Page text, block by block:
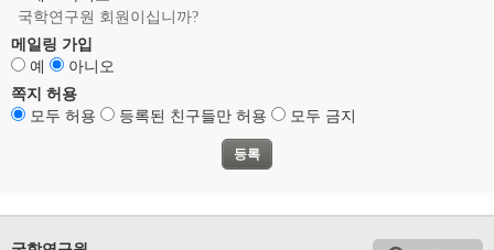
국학연구원 회원이십니까?
메일링 가입
예
아니오
쪽지 허용
모두 허용
등록된 친구들만 허용 모두 금지